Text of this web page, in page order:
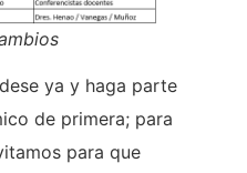
ya y haga parte
de primera; para
para que